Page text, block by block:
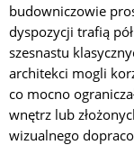
budowniczowie
dyspozycji trafią
szesnastu
architekci mogli
co mocno
wnętrz lub
wizualnego